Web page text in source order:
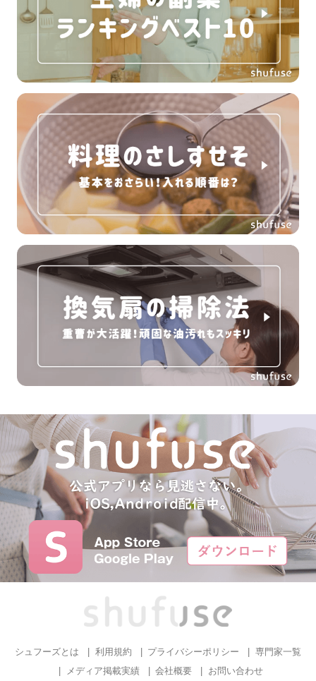
シュフーズとは 利用規約 プライバシーポリシー
専門家一覧
メディア掲載実績
会社概要 お問い合わせ